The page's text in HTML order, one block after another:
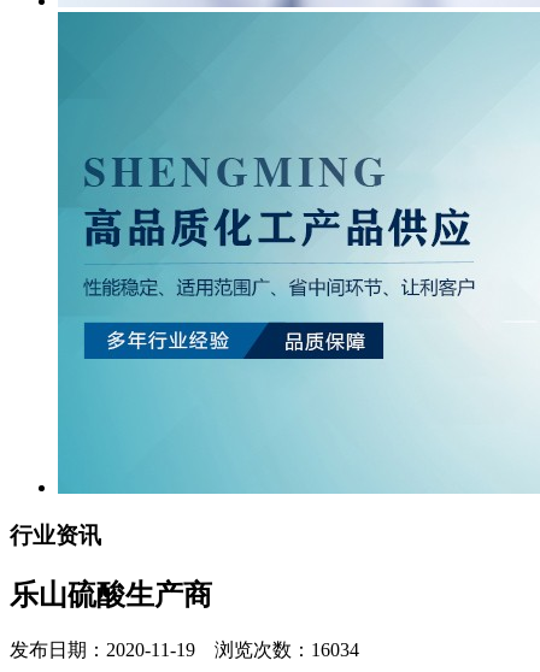
行业资讯
乐山硫酸生产商
发布日期：2020-11-19 浏览次数：16034